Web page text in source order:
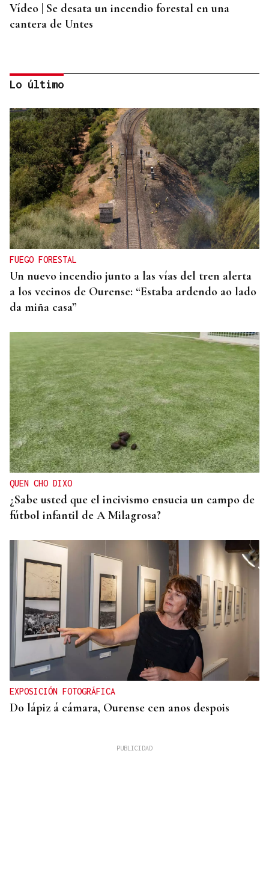
Vídeo | Se desata un incendio forestal en una
cantera de Untes
ENTREVISTA
Jorge Vázquez: "Nuestro objetivo a 2028 es crecer
creando valor para el accionista y para el equipo
que lo hace posible"
Lo último
FUEGO FORESTAL
Un nuevo incendio junto a las vías del tren alerta
a los vecinos de Ourense: “Estaba ardendo ao lado
da miña casa”
QUEN CHO DIXO
¿Sabe usted que el incivismo ensucia un campo de
fútbol infantil de A Milagrosa?
EXPOSICIÓN FOTOGRÁFICA
Do lápiz á cámara, Ourense cen anos despois